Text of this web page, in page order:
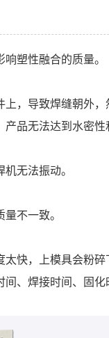
塑性融合的质量。
，导致焊缝朝外
品无法达到水密性
无法振动。
不一致。
快，上模具会粉碎
、焊接时间、固